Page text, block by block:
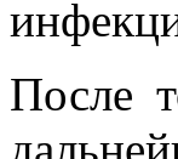
После